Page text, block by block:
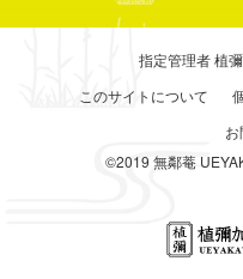
指定管理者 植
このサイトについて
©2019 無鄰菴